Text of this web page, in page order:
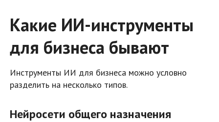
Какие ИИ-инструменты
для бизнеса бывают
Инструменты ИИ для бизнеса можно условно
разделить на несколько типов.
Нейросети общего назначения